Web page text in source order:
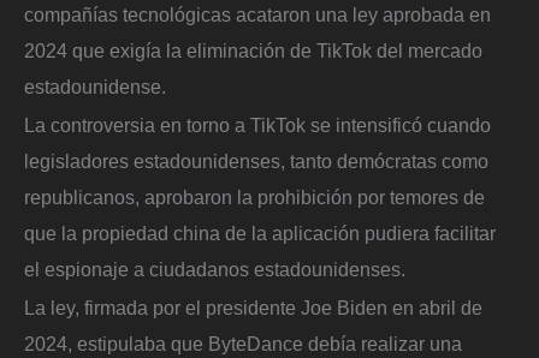
compañías tecnológicas acataron una ley aprobada en
2024 que exigía la eliminación de TikTok del mercado
estadounidense.
La controversia en torno a TikTok se intensificó cuando
legisladores estadounidenses, tanto demócratas como
republicanos, aprobaron la prohibición por temores de
que la propiedad china de la aplicación pudiera facilitar
el espionaje a ciudadanos estadounidenses.
La ley, firmada por el presidente Joe Biden en abril de
2024, estipulaba que ByteDance debía realizar una